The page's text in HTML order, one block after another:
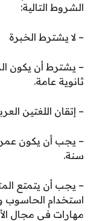
الشروط التالية:
– لا يشترط الخبرة
– يشترط أن يكون
ثانوية عامة.
– إتقان اللغتين
سنة.
– يجب أن يتمتع
استخدام الحاسوب
مهارات في مجال